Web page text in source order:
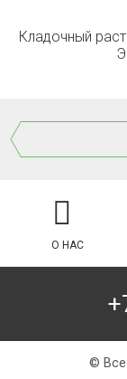
Кладочный
О НАС
©